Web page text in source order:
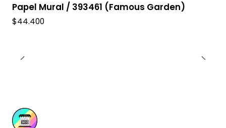
Papel Mural / 393461 (Famous Garden)
$44.400